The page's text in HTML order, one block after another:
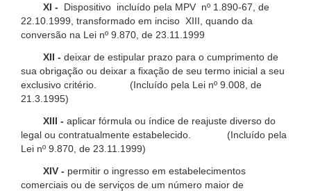
XI -
Dispositivo incluído pela MPV nº 1.890-67, de
22.10.1999, transformado em inciso XIII, quando da
conversão na Lei nº 9.870, de 23.11.1999
XII - deixar de estipular prazo para o cumprimento de
sua obrigação ou deixar a fixação de seu termo inicial a seu
exclusivo critério. (Incluído pela Lei nº 9.008, de
21.3.1995)
XIII - aplicar fórmula ou índice de reajuste diverso do
legal ou contratualmente estabelecido. (Incluído pela
Lei nº 9.870, de 23.11.1999)
XIV - permitir o ingresso em estabelecimentos
comerciais ou de serviços de um número maior de